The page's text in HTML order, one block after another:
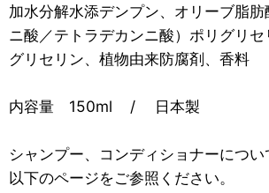
加水分解水添デンプン、オリーブ脂
ニ酸／テトラデカンニ酸）ポリグリセ
グリセリン、植物由来防腐剤、香料
内容量 150ml / 日本製
シャンプー、コンディショナーについ
以下のページをご参照ください。